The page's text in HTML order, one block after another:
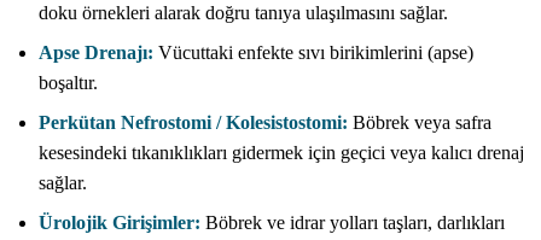
doku örnekleri alarak doğru tanıya ulaşılmasını sağlar.
Apse Drenajı: Vücuttaki enfekte sıvı birikimlerini (apse)
boşaltır.
Perkütan Nefrostomi / Kolesistostomi: Böbrek veya safra
kesesindeki tıkanıklıkları gidermek için geçici veya kalıcı drenaj
sağlar.
Ürolojik Girişimler: Böbrek ve idrar yolları taşları, darlıkları